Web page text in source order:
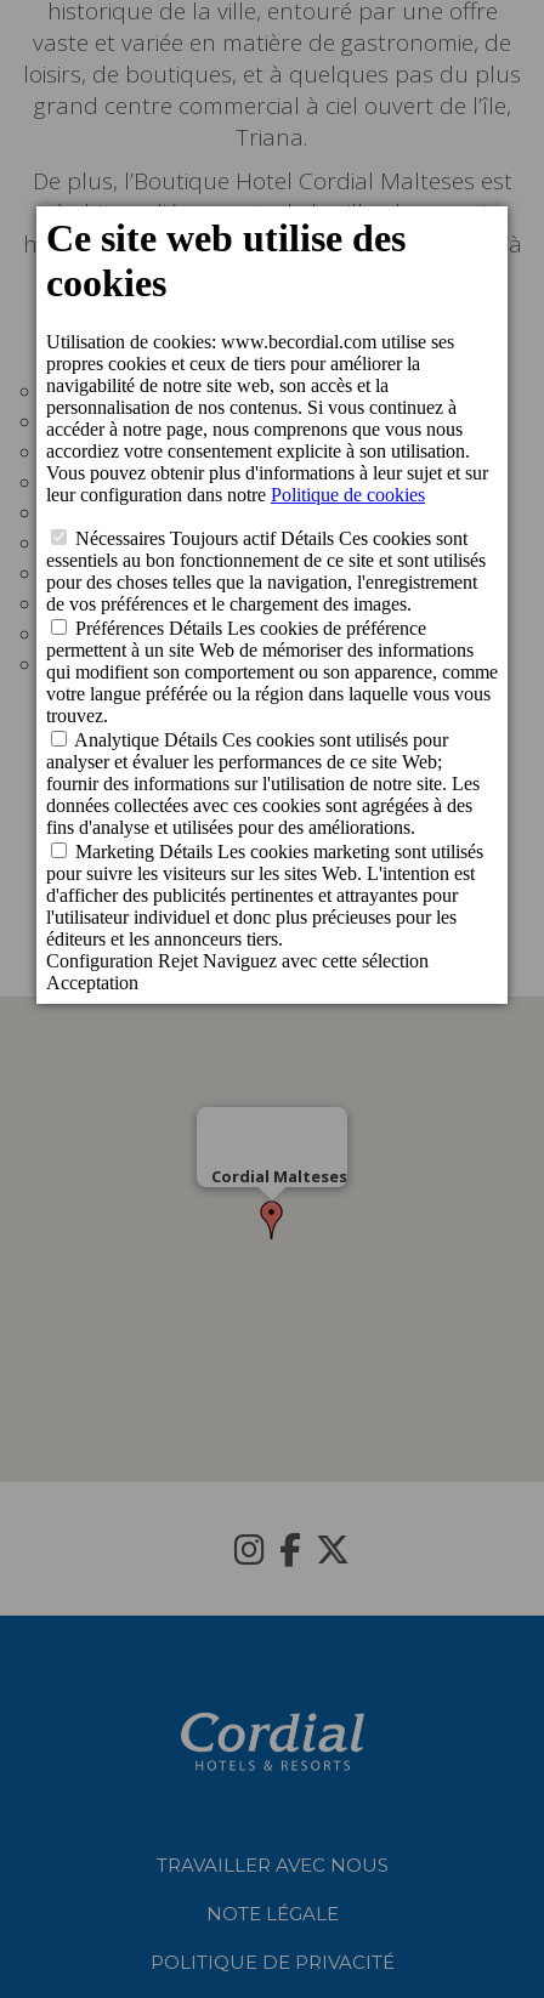
historique de la ville, entouré par une offre
vaste et variée en matière de gastronomie, de
loisirs, de boutiques, et à quelques pas du plus
grand centre commercial à ciel ouvert de l’île,
Triana.
De plus, l’Boutique Hotel Cordial Malteses est
très bien relié au reste de la ville, du quartier
historique à l’origine de la ville (Vegueta) jusqu’à
la plage mondialement connue de Las
Distances :
Bars et restaurants : dans les environs
Maison-Musée Perez Galdós : 50 m
Zone Commerciale de Triana : 100 m
Gare routière : 300 m
Marché de Vegueta : 300 m
Théâtre Perez Galdós : 300 m
CAAM - Centre Atlantique d'Art Moderne : 400 m
Le Musée Canario : 450 m
Plage de Las Canteras : 4 km
Aéroport : 20 km
C/ Malteses, 20 esquina C/ Doctor Rafael
González, 3 - 35002, Las Palmas de Gran
Canaria
Gran Canaria - España
Tel.:+34 928 402575
Cordial Malteses
TRAVAILLER AVEC NOUS
NOTE LÉGALE
POLITIQUE DE PRIVACITÉ